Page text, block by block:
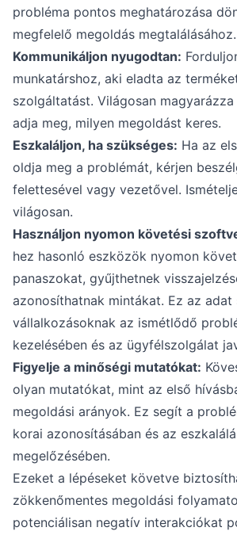
probléma pontos meghatározása
megfelelő megoldás megtalálásához.
Kommunikáljon nyugodtan:
munkatárshoz, aki eladta az
szolgáltatást. Világosan
adja meg, milyen megoldást keres.
Eszkaláljon, ha szükséges: Ha az
oldja meg a problémát, kérjen
felettesével vagy vezetővel.
világosan.
Használjon nyomon követési
hez hasonló eszközök nyomon
panaszokat, gyűjthetnek
azonosíthatnak mintákat. Ez az adat
vállalkozásoknak az ismétlődő
kezelésében és az ügyfélszolgálat
Figyelje a minőségi mutatókat:
olyan mutatókat, mint az első
megoldási arányok. Ez segít a
korai azonosításában és az
megelőzésében.
Ezeket a lépéseket követve
zökkenőmentes megoldási
potenciálisan negatív interakciókat